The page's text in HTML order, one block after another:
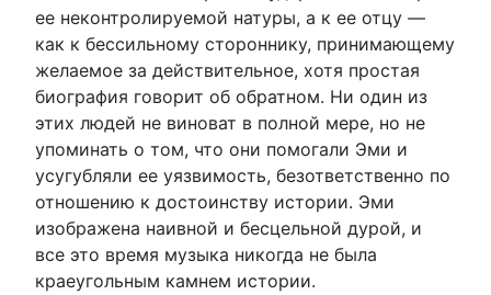
ее неконтролируемой натуры, а к ее отцу —
как к бессильному стороннику, принимающему
желаемое за действительное, хотя простая
биография говорит об обратном. Ни один из
этих людей не виноват в полной мере, но не
упоминать о том, что они помогали Эми и
усугубляли ее уязвимость, безответственно по
отношению к достоинству истории. Эми
изображена наивной и бесцельной дурой, и
все это время музыка никогда не была
краеугольным камнем истории.